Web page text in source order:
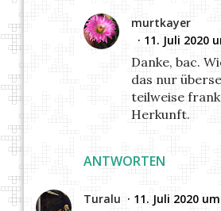
ANTWORTEN
murtkayer
11. Juli 2020
Danke, bac.
das nur
teilweise
Herkunft.
Turalu 11. Juli 2020